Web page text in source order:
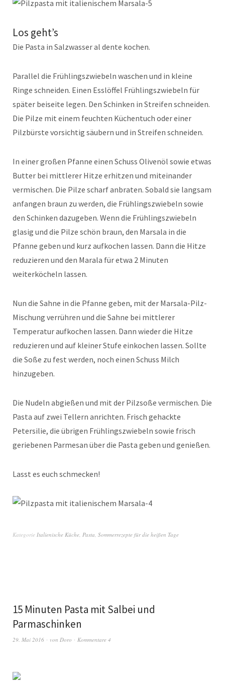
Los geht’s
Die Pasta in Salzwasser al dente kochen.
Parallel die Frühlingszwiebeln waschen und in kleine
Ringe schneiden. Einen Esslöffel Frühlingszwiebeln für
später beiseite legen. Den Schinken in Streifen schneiden.
Die Pilze mit einem feuchten Küchentuch oder einer
Pilzbürste vorsichtig säubern und in Streifen schneiden.
In einer großen Pfanne einen Schuss Olivenöl sowie etwas
Butter bei mittlerer Hitze erhitzen und miteinander
vermischen. Die Pilze scharf anbraten. Sobald sie langsam
anfangen braun zu werden, die Frühlingszwiebeln sowie
den Schinken dazugeben. Wenn die Frühlingszwiebeln
glasig und die Pilze schön braun, den Marsala in die
Pfanne geben und kurz aufkochen lassen. Dann die Hitze
reduzieren und den Marala für etwa 2 Minuten
weiterköcheln lassen.
Nun die Sahne in die Pfanne geben, mit der Marsala-Pilz-
Mischung verrühren und die Sahne bei mittlerer
Temperatur aufkochen lassen. Dann wieder die Hitze
reduzieren und auf kleiner Stufe einkochen lassen. Sollte
die Soße zu fest werden, noch einen Schuss Milch
hinzugeben.
Die Nudeln abgießen und mit der Pilzsoße vermischen. Die
Pasta auf zwei Tellern anrichten. Frisch gehackte
Petersilie, die übrigen Frühlingszwiebeln sowie frisch
geriebenen Parmesan über die Pasta geben und genießen.
Lasst es euch schmecken!
Kategorie Italienische Küche, Pasta, Sommerrezepte für die heißen Tage
15 Minuten Pasta mit Salbei und
Parmaschinken
29. Mai 2016 von Doro Kommentare 4